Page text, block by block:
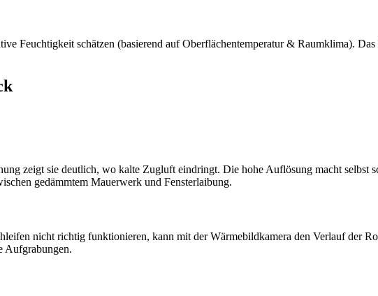
Feuchtigkeit schätzen (basierend auf Oberflächentemperatur & Raumklima).
zeigt sie deutlich, wo kalte Zugluft eindringt. Die hohe Auflösung macht selbst
gedämmtem Mauerwerk und Fensterlaibung.
nicht richtig funktionieren, kann mit der Wärmebildkamera den Verlauf der
Aufgrabungen.